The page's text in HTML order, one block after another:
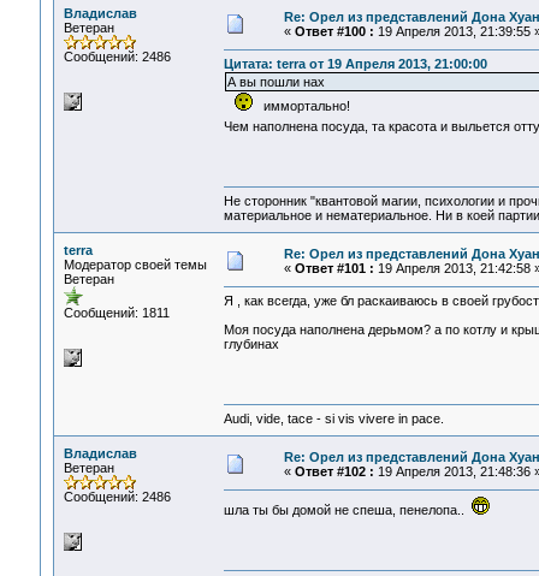
Владислав
Ветеран
Сообщений: 2486
Re: Орел из представлений Дона
« Ответ #100 : 19 Апреля 2013, 21:39:55
Цитата: terra от 19 Апреля 2013, 21:00:00
А вы пошли нах
иммортально!
Чем наполнена посуда, та красота и выльется
Не сторонник "квантовой магии, психологии и
материальное и нематериальное. Ни в коей
terra
Модератор своей темы
Ветеран
Сообщений: 1811
Re: Орел из представлений Дона
« Ответ #101 : 19 Апреля 2013, 21:42:58
Я , как всегда, уже бл раскаиваюсь в своей
Моя посуда наполнена дерьмом? а по котлу и
глубинах
Audi, vide, tace - si vis vivere in pace.
Владислав
Ветеран
Сообщений: 2486
Re: Орел из представлений Дона
« Ответ #102 : 19 Апреля 2013, 21:48:36
шла ты бы домой не спеша, пенелопа..